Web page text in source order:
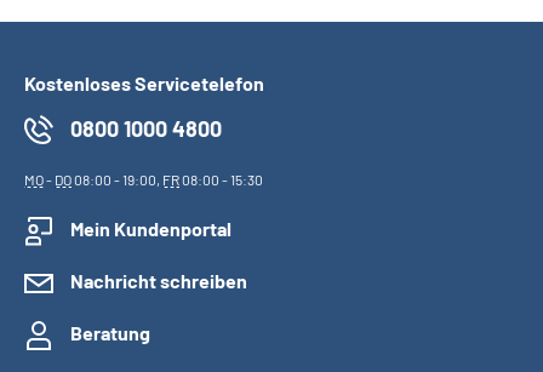
Kostenloses Servicetelefon
0800 1000 4800
MO- DO08:00 - 19:00, FR08:00 - 15:30
Mein Kundenportal
Nachricht schreiben
Beratung